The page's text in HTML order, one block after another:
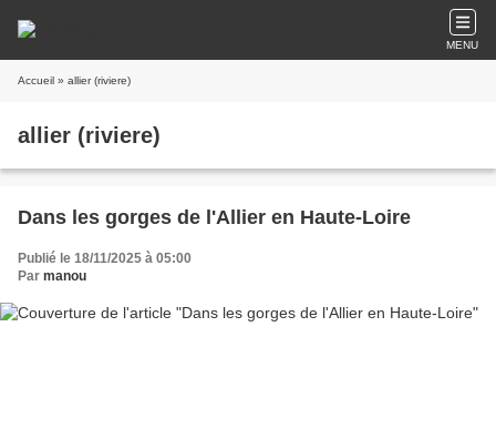
MENU
Accueil » allier (riviere)
allier (riviere)
Dans les gorges de l'Allier en Haute-Loire
Publié le 18/11/2025 à 05:00
Par manou